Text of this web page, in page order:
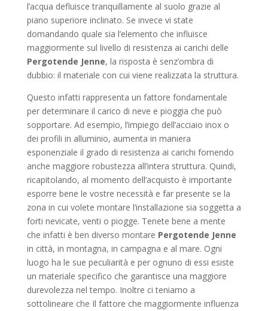
l’acqua defluisce tranquillamente al suolo grazie al
piano superiore inclinato. Se invece vi state
domandando quale sia l’elemento che influisce
maggiormente sul livello di resistenza ai carichi delle
Pergotende Jenne, la risposta è senz’ombra di
dubbio: il materiale con cui viene realizzata la struttura.
Questo infatti rappresenta un fattore fondamentale
per determinare il carico di neve e pioggia che può
sopportare. Ad esempio, l’impiego dell’acciaio inox o
dei profili in alluminio, aumenta in maniera
esponenziale il grado di resistenza ai carichi fornendo
anche maggiore robustezza all’intera struttura. Quindi,
ricapitolando, al momento dell’acquisto è importante
esporre bene le vostre necessità e far presente se la
zona in cui volete montare l’installazione sia soggetta a
forti nevicate, venti o piogge. Tenete bene a mente
che infatti è ben diverso montare Pergotende Jenne
in città, in montagna, in campagna e al mare. Ogni
luogo ha le sue peculiarità e per ognuno di essi esiste
un materiale specifico che garantisce una maggiore
durevolezza nel tempo. Inoltre ci teniamo a
sottolineare che Il fattore che maggiormente influenza